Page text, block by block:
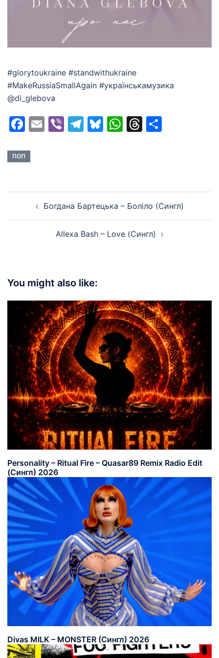
#glorytoukraine #standwithukraine
#MakeRussiaSmallAgain #українськамузика
@di_glebova
Facebook
EmailViberTelegram
Bluesky
WhatsApp
Threads
ПОП
navigationБогдана Бартецька – Боліло (Сингл)
Allexa Bash – Love (Сингл)
You might also like:
Personality – Ritual Fire – Quasar89 Remix Radio Edit
(Сингл) 2026
Divas MILK – MONSTER (Сингл) 2026